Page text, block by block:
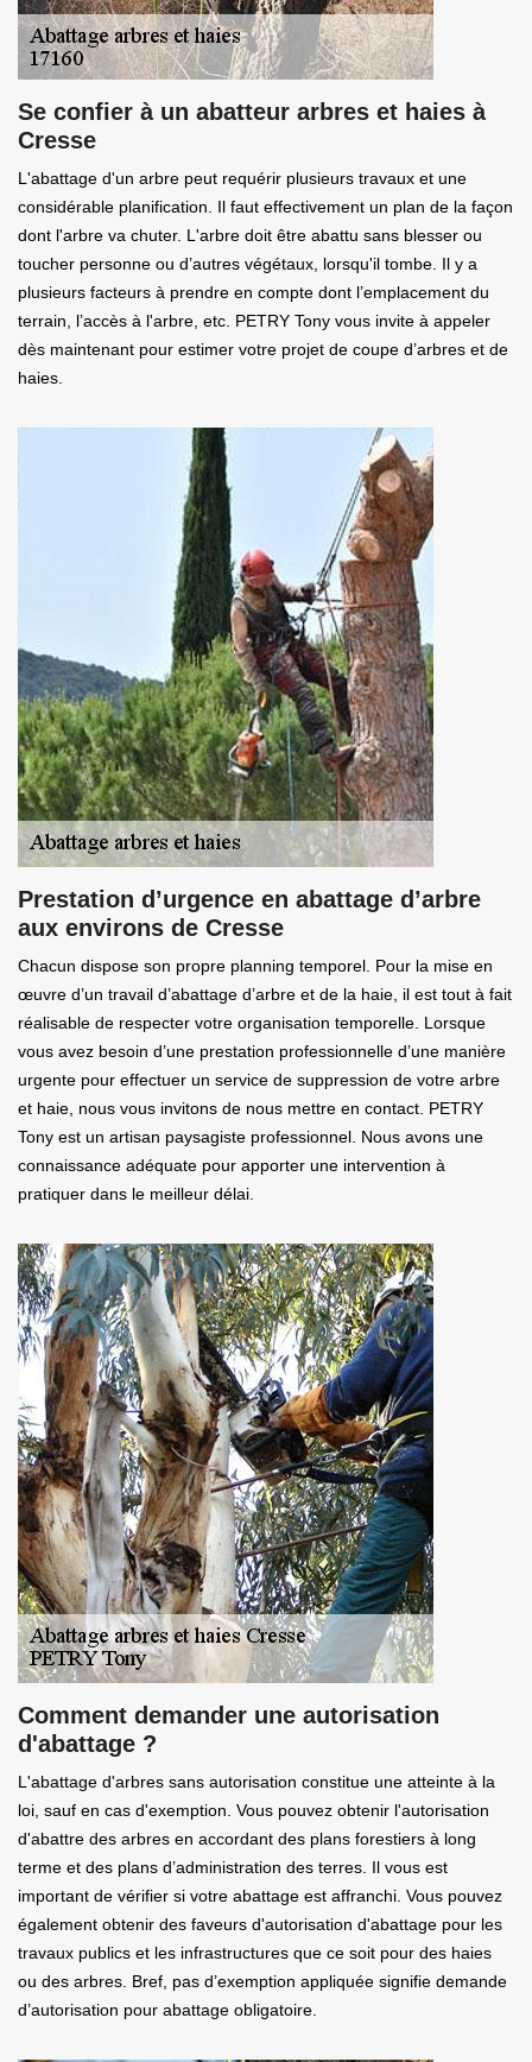
Se confier à un abatteur arbres et haies à
Cresse
L'abattage d'un arbre peut requérir plusieurs travaux et une
considérable planification. Il faut effectivement un plan de la façon
dont l'arbre va chuter. L'arbre doit être abattu sans blesser ou
toucher personne ou d’autres végétaux, lorsqu'il tombe. Il y a
plusieurs facteurs à prendre en compte dont l’emplacement du
terrain, l’accès à l'arbre, etc. PETRY Tony vous invite à appeler
dès maintenant pour estimer votre projet de coupe d’arbres et de
haies.
Prestation d’urgence en abattage d’arbre
aux environs de Cresse
Chacun dispose son propre planning temporel. Pour la mise en
œuvre d’un travail d’abattage d’arbre et de la haie, il est tout à fait
réalisable de respecter votre organisation temporelle. Lorsque
vous avez besoin d’une prestation professionnelle d’une manière
urgente pour effectuer un service de suppression de votre arbre
et haie, nous vous invitons de nous mettre en contact. PETRY
Tony est un artisan paysagiste professionnel. Nous avons une
connaissance adéquate pour apporter une intervention à
pratiquer dans le meilleur délai.
Comment demander une autorisation
d'abattage ?
L'abattage d'arbres sans autorisation constitue une atteinte à la
loi, sauf en cas d'exemption. Vous pouvez obtenir l'autorisation
d'abattre des arbres en accordant des plans forestiers à long
terme et des plans d’administration des terres. Il vous est
important de vérifier si votre abattage est affranchi. Vous pouvez
également obtenir des faveurs d'autorisation d'abattage pour les
travaux publics et les infrastructures que ce soit pour des haies
ou des arbres. Bref, pas d’exemption appliquée signifie demande
d’autorisation pour abattage obligatoire.